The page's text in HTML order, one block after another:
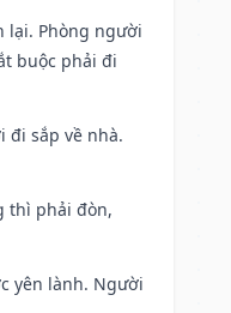
lại. Phòng người
buộc phải đi
đi sắp về nhà.
thì phải đòn,
yên lành. Người